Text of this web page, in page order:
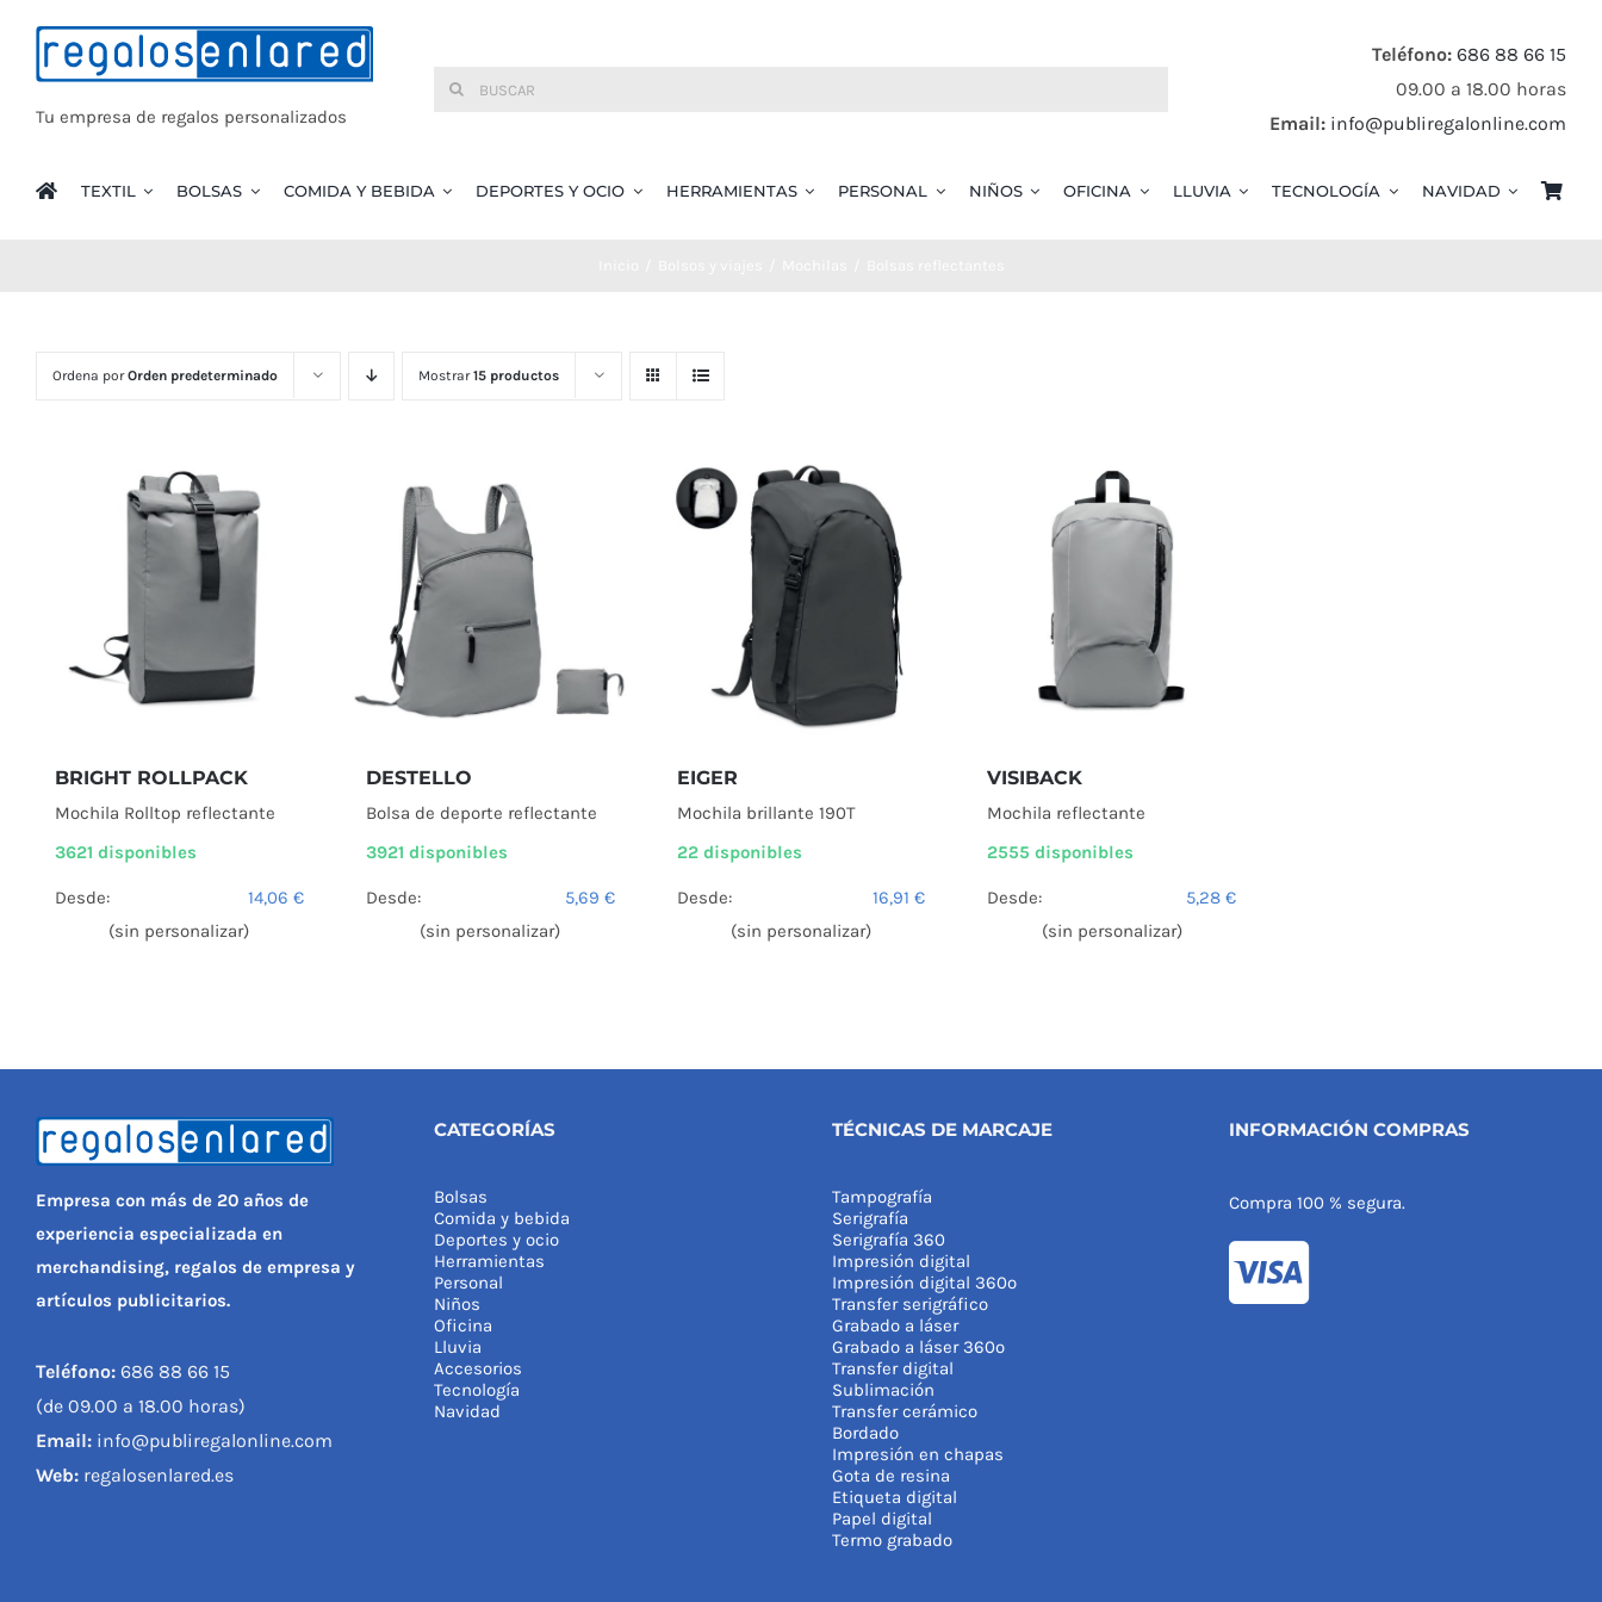
contenido
Tu empresa de regalos personalizados
Buscar:
Teléfono: 686 88 66 15
09.00 a 18.00 horas
Email: info@publiregalonline.com
TEXTIL BOLSAS COMIDA Y BEBIDA DEPORTES Y OCIO HERRAMIENTAS PERSONAL NIÑOS OFICINA LLUVIA TECNOLOGÍA NAVIDAD
Ordena porOrden predeterminado Mostrar15 productos
BRIGHT ROLLPACK
Mochila Rolltop reflectante
3621 disponibles
Desde: 14,06 €
(sin personalizar)
DESTELLO
Bolsa de deporte reflectante
3921 disponibles
Desde: 5,69 €
(sin personalizar)
EIGER
Mochila brillante 190T
22 disponibles
Desde: 16,91€
(sin personalizar)
VISIBACK
Mochila reflectante
2555 disponibles
Desde: 5,28€
(sin personalizar)
Empresa con más de 20 años de
experiencia especializada en
merchandising, regalos de empresa y
artículos publicitarios.
Teléfono:686 88 66 15
(de 09.00 a 18.00 horas)
Email:info@publiregalonline.com
Web:regalosenlared.es
CATEGORÍAS
Bolsas
Comida y bebida
Deportes y ocio
Herramientas
Personal
Niños
Oficina
Lluvia
Accesorios
Tecnología
Navidad
TÉCNICAS DE MARCAJE
Tampografía
Serigrafía
Serigrafía 360
Impresión digital
Impresión digital 360º
Transfer serigráfico
Grabado a láser
Grabado a láser 360º
Transfer digital
Sublimación
Transfer cerámico
Bordado
Impresión en chapas
Gota de resina
Etiqueta digital
Papel digital
Termo grabado
INFORMACIÓN COMPRAS
Compra 100 % segura.